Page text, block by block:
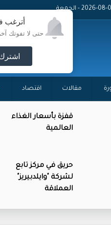
أترغب
حتى لا تفوتك
08-07 - الجمعة
مقالات اقتصاد
قفزة بأسعار الغذاء
العالمية
حريق في مركز تابع
لشركة "وايلدبيريز"
العملاقة